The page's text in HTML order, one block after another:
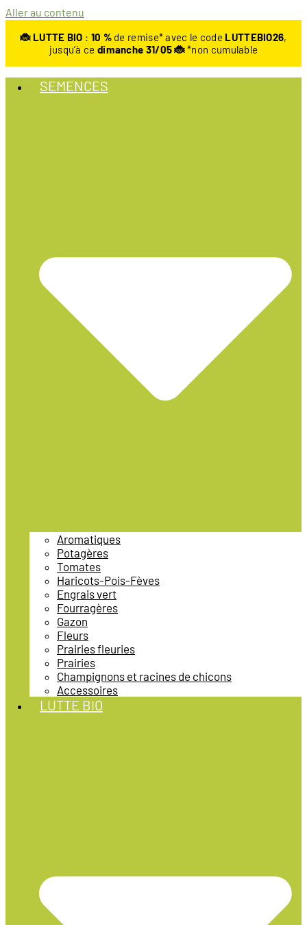
Aller au contenu
🐞 LUTTE BIO : 10 %de remise* avec le code LUTTEBIO26,
jusqu’à ce dimanche 31/05 🐞*non cumulable
SEMENCES
Aromatiques
Potagères
Tomates
Haricots-Pois-Fèves
Engrais vert
Fourragères
Gazon
Fleurs
Prairies fleuries
Prairies
Champignons et racines de chicons
Accessoires
LUTTE BIO